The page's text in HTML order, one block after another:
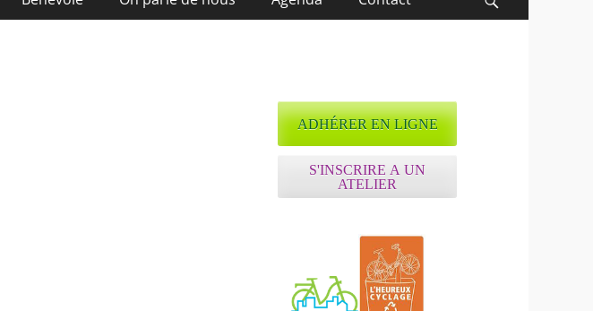
ADHÉRER EN LIGNE
S'INSCRIRE A UN
ATELIER